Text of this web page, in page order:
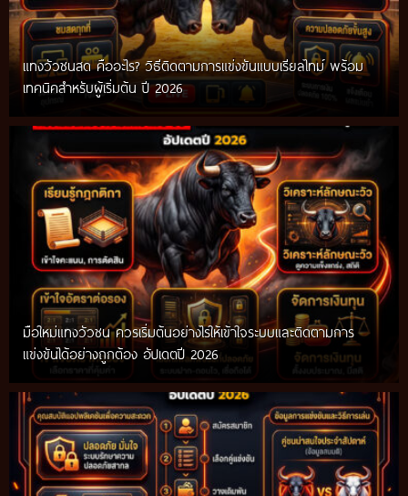
แทงวัวชนสด คืออะไร? วิธีติดตามการแข่งขันแบบเรียลไทม์ พร้อม
เทคนิคสำหรับผู้เริ่มต้น ปี 2026
มือใหม่แทงวัวชน ควรเริ่มต้นอย่างไรให้เข้าใจระบบและติดตามการ
แข่งขันได้อย่างถูกต้อง อัปเดตปี 2026